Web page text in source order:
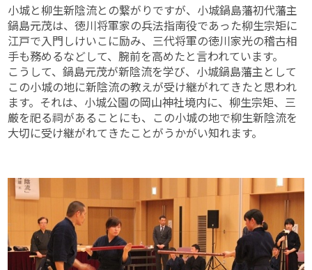
小城と柳生新陰流との繋がりですが、小城鍋島藩初代藩主
鍋島元茂は、徳川将軍家の兵法指南役であった柳生宗矩に
江戸で入門しけいこに励み、三代将軍の徳川家光の稽古相
手も務めるなどして、腕前を高めたと言われています。
こうして、鍋島元茂が新陰流を学び、小城鍋島藩主として
この小城の地に新陰流の教えが受け継がれてきたと思われ
ます。それは、小城公園の岡山神社境内に、柳生宗矩、三
厳を祀る祠があることにも、この小城の地で柳生新陰流を
大切に受け継がれてきたことがうかがい知れます。